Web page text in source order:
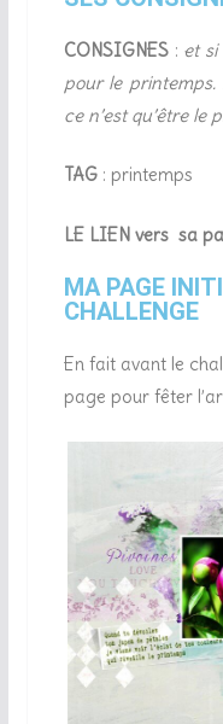
CONSIGNES: et
pour le printemps.
ce n’est qu’être le
TAG: printemps
LE LIEN vers sa
MA PAGE
CHALLENGE
En fait avant le
page pour fêter